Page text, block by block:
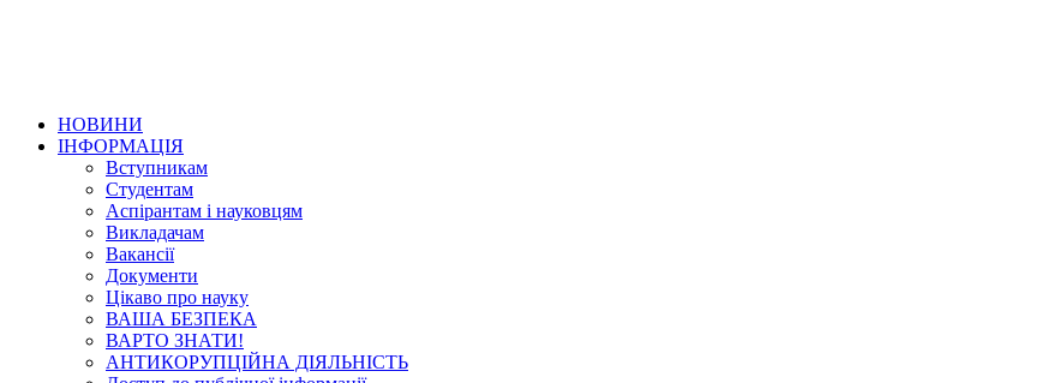
НОВИНИ
ІНФОРМАЦІЯ
Вступникам
Студентам
Аспірантам і науковцям
Викладачам
Вакансії
Документи
Цікаво про науку
ВАША БЕЗПЕКА
ВАРТО ЗНАТИ!
АНТИКОРУПЦІЙНА ДІЯЛЬНІСТЬ